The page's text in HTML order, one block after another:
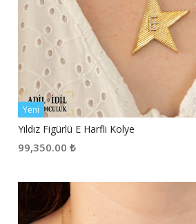
Yeni
Yıldız Figürlü E Harfli Kolye
99,350.00 ₺